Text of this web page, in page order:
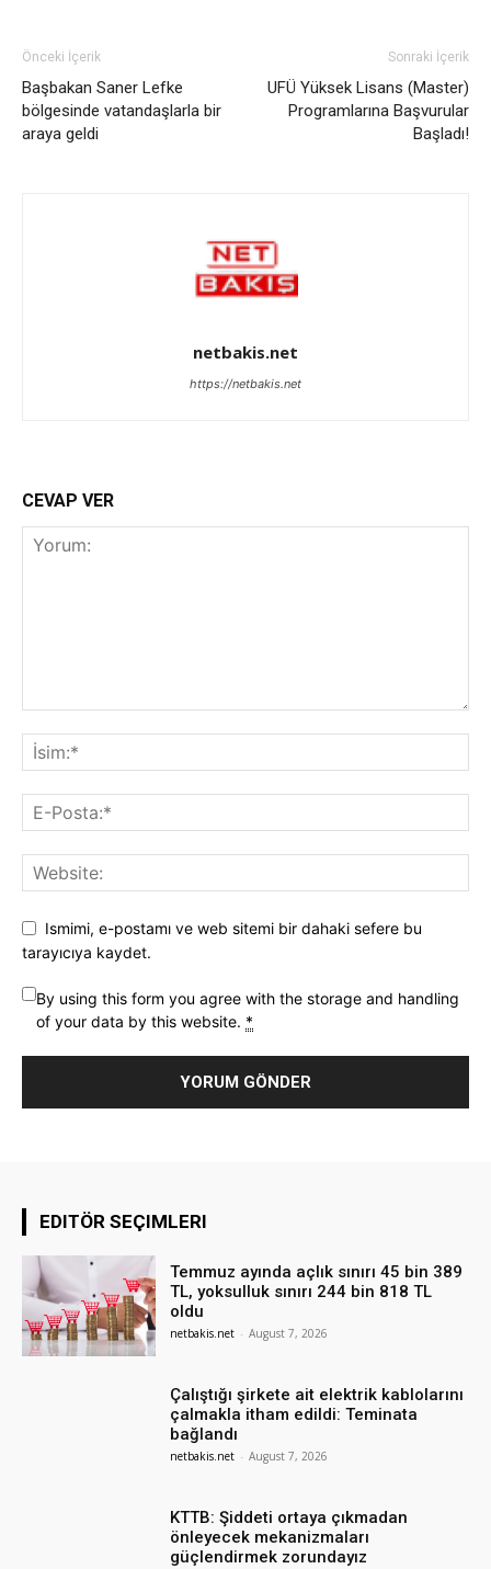
Önceki İçerik
Başbakan Saner Lefke
bölgesinde vatandaşlarla bir
araya geldi
Sonraki İçerik
UFÜ Yüksek Lisans (Master)
Programlarına Başvurular
Başladı!
netbakis.net
https://netbakis.net
CEVAP VER
Ismimi, e-postamı ve web sitemi bir dahaki sefere bu
tarayıcıya kaydet.
By using this form you agree with the storage and handling
of your data by this website. *
EDITÖR SEÇIMLERI
Temmuz ayında açlık sınırı 45 bin 389
TL, yoksulluk sınırı 244 bin 818 TL
oldu
netbakis.net - August 7, 2026
Çalıştığı şirkete ait elektrik kablolarını
çalmakla itham edildi: Teminata
bağlandı
netbakis.net - August 7, 2026
KTTB: Şiddeti ortaya çıkmadan
önleyecek mekanizmaları
güçlendirmek zorundayız